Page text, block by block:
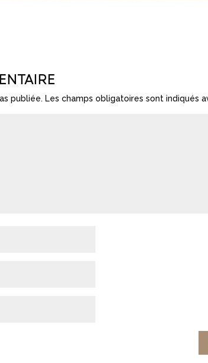
publiée. Les champs obligatoires sont indiqués